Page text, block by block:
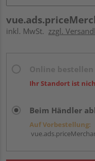
inkl. MwSt. zzgl.
Ihr Standort ist
Beim Händler
Auf Vorbestellung: